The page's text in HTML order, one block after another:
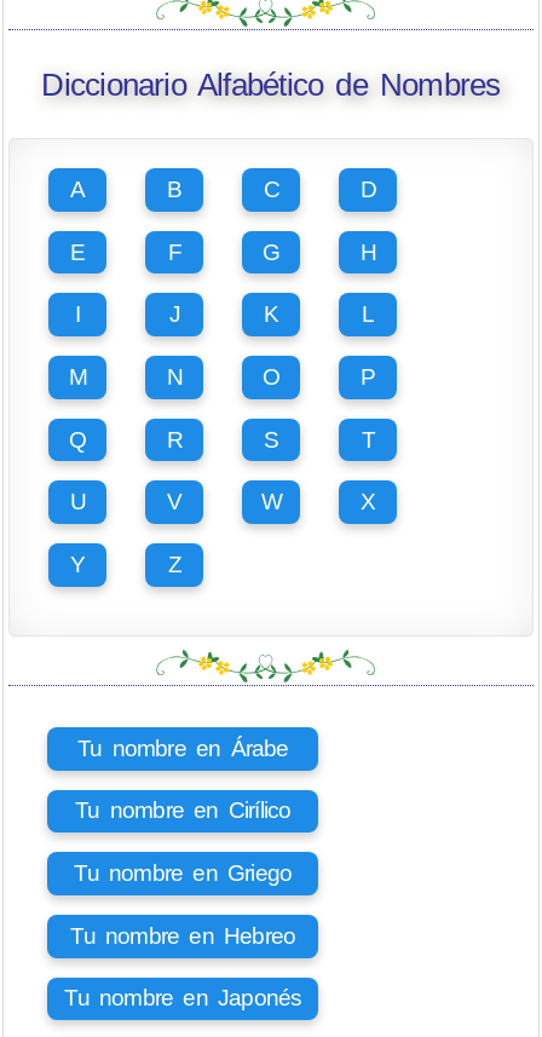
Diccionario Alfabético de Nombres
A B C D
E F G H
I J K L
M N O P
Q R S T
U V W X
Y Z
Tu nombre en Árabe
Tu nombre en Cirílico
Tu nombre en Griego
Tu nombre en Hebreo
Tu nombre en Japonés